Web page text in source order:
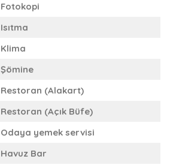
Fotokopi
Isıtma
Klima
Şömine
Restoran (Alakart)
Restoran (Açık Büfe)
Odaya yemek servisi
Havuz Bar